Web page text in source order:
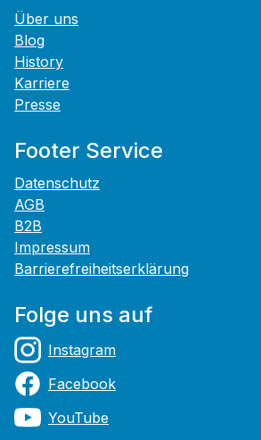
Über uns
Blog
History
Karriere
Presse
Footer Service
Datenschutz
AGB
B2B
Impressum
Barrierefreiheitserklärung
Folge uns auf
Instagram
Facebook
YouTube